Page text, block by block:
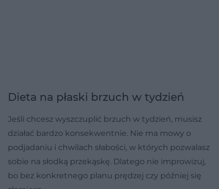
Dieta na płaski brzuch w tydzień
Jeśli chcesz wyszczuplić brzuch w tydzień, musisz
działać bardzo konsekwentnie. Nie ma mowy o
podjadaniu i chwilach słabości, w których pozwalasz
sobie na słodką przekąskę. Dlatego nie improwizuj,
bo bez konkretnego planu prędzej czy później się